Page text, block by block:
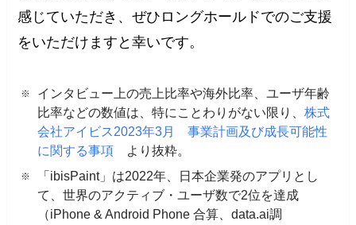
感じていただき、ぜひロングホールドでのご支援
をいただけますと幸いです。
インタビュー上の売上比率や海外比率、ユーザ年齢
比率などの数値は、特にことわりがない限り、 株式
会社アイビス2023年3月 事業計画及び成長可能性
に関する事項より抜粋。
「ibisPaint」は2022年、日本企業発のアプリとし
て、世界のアクティブ・ユーザ数で2位を達成
（iPhone & Android Phone 合算、data.ai調